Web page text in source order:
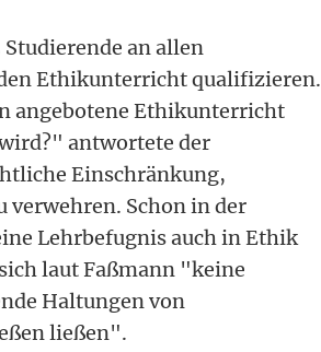
an allen
Ethikunterricht qualifizieren.
angebotene Ethikunterricht
antwortete der
Einschränkung,
Schon in der
Lehrbefugnis auch in Ethik
laut Faßmann "keine
Haltungen von
ließen".